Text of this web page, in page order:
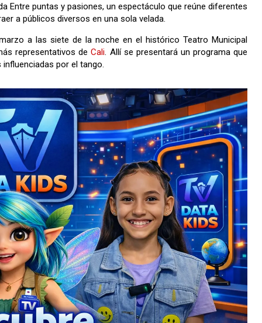
Entre puntas y pasiones, un espectáculo que reúne diferentes
a públicos diversos en una sola velada.
a las siete de la noche en el históricoTeatro Municipal
representativos deCali. Allí se presentará un programa que
por el tango.